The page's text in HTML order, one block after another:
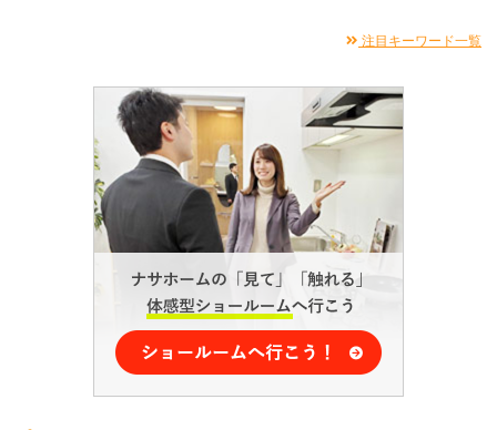
注目キーワード一覧